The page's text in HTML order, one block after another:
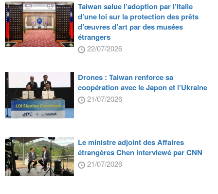
Taiwan salue l’adoption par l’Italie
d’une loi sur la protection des prêts
d’œuvres d’art par des musées
étrangers
22/07/2026
Drones : Taiwan renforce sa
coopération avec le Japon et l’Ukraine
21/07/2026
Le ministre adjoint des Affaires
étrangères Chen interviewé par CNN
21/07/2026